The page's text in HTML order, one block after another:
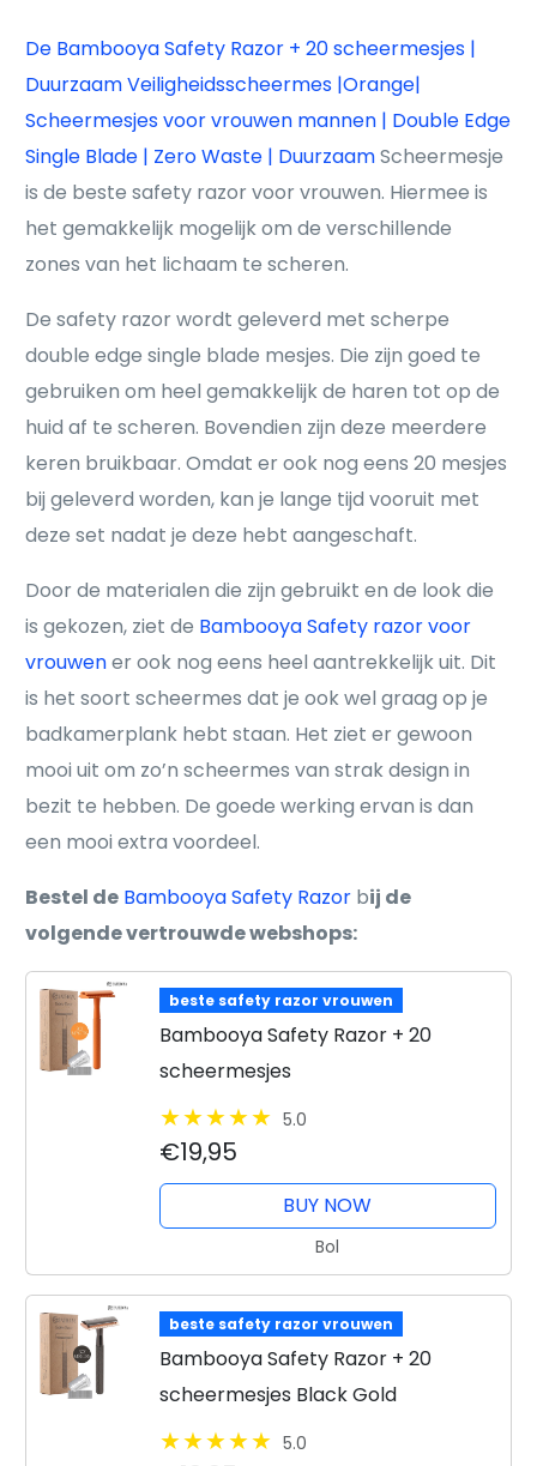
De Bambooya Safety Razor + 20 scheermesjes |
Duurzaam Veiligheidsscheermes |Orange|
Scheermesjes voor vrouwen mannen | Double Edge
Single Blade | Zero Waste | DuurzaamScheermesje
is de beste safety razor voor vrouwen. Hiermee is
het gemakkelijk mogelijk om de verschillende
zones van het lichaam te scheren.
De safety razor wordt geleverd met scherpe
double edge single blade mesjes. Die zijn goed te
gebruiken om heel gemakkelijk de haren tot op de
huid af te scheren. Bovendien zijn deze meerdere
keren bruikbaar. Omdat er ook nog eens 20 mesjes
bij geleverd worden, kan je lange tijd vooruit met
deze set nadat je deze hebt aangeschaft.
Door de materialen die zijn gebruikt en de look die
is gekozen, ziet de Bambooya Safety razor voor
vrouwener ook nog eens heel aantrekkelijk uit. Dit
is het soort scheermes dat je ook wel graag op je
badkamerplank hebt staan. Het ziet er gewoon
mooi uit om zo’n scheermes van strak design in
bezit te hebben. De goede werking ervan is dan
een mooi extra voordeel.
Bestel de Bambooya Safety Razor bij de
volgende vertrouwde webshops:
beste safety razor vrouwen
Bambooya Safety Razor + 20
scheermesjes
5.0
€19,95
BUY NOW
Bol
beste safety razor vrouwen
Bambooya Safety Razor + 20
scheermesjes Black Gold
5.0